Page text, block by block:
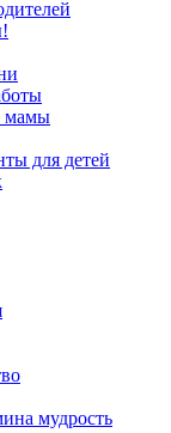
мамы
для детей
мудрость